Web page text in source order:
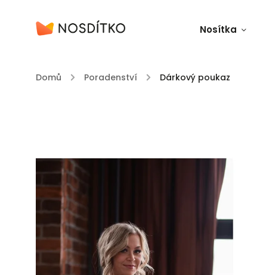
Nosítka
Domů / Poradenství / Dárkový poukaz